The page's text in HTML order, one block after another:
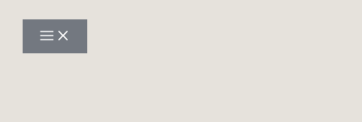
innehåll